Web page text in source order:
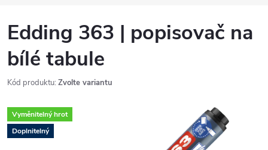
Edding 363 | popisovač na
bílé tabule
Kód produktu: Zvolte variantu
Vyměnitelný hrot
Doplnitelný